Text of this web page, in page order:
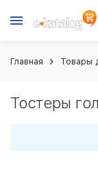
Главная Товары
Тостеры